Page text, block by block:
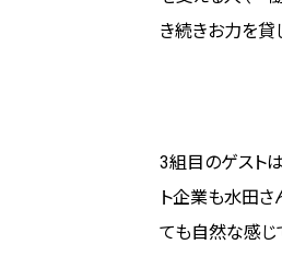
き続きお力を貸し
3組目のゲストは
ト企業も水田さ
ても自然な感じ